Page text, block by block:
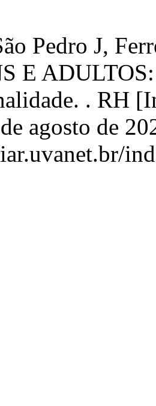
Pedro J,
E
. RH
agosto de